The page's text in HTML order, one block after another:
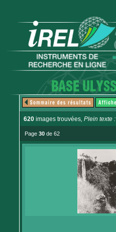
620 images trouvées, Plein texte :
Page 30 de 62